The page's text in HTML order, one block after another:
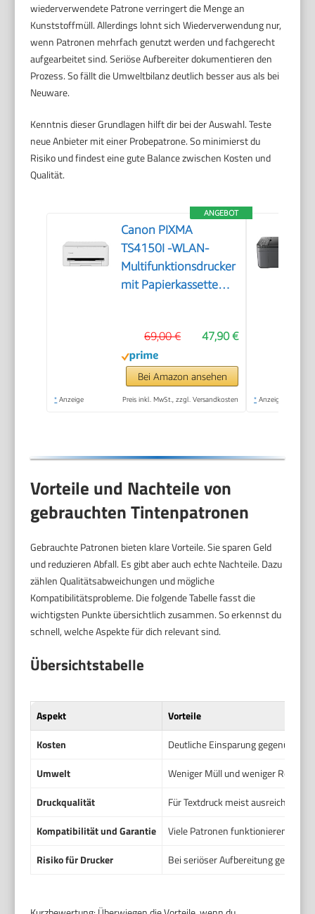
wiederverwendete Patrone verringert die Menge an
Kunststoffmüll. Allerdings lohnt sich Wiederverwendung nur,
wenn Patronen mehrfach genutzt werden und fachgerecht
aufgearbeitet sind. Seriöse Aufbereiter dokumentieren den
Prozess. So fällt die Umweltbilanz deutlich besser aus als bei
Neuware.
Kenntnis dieser Grundlagen hilft dir bei der Auswahl. Teste
neue Anbieter mit einer Probepatrone. So minimierst du
Risiko und findest eine gute Balance zwischen Kosten und
Qualität.
ANGEBOT
Canon PIXMA
TS4150I -WLAN-
Multifunktionsdrucker
mit Papierkassette
Kabelloses Drucken
vom Smartphone
leicht gemacht PIXMA
Print Plan kompatibel
47,90 €
69,00 €
Bei Amazon ansehen
* Anzeige Preis inkl. MwSt., zzgl. Versandkosten * Anzeige
Vorteile und Nachteile von
gebrauchten Tintenpatronen
Gebrauchte Patronen bieten klare Vorteile. Sie sparen Geld
und reduzieren Abfall. Es gibt aber auch echte Nachteile. Dazu
zählen Qualitätsabweichungen und mögliche
Kompatibilitätsprobleme. Die folgende Tabelle fasst die
wichtigsten Punkte übersichtlich zusammen. So erkennst du
schnell, welche Aspekte für dich relevant sind.
Übersichtstabelle
Aspekt
Vorteile
Kosten
Deutliche Einsparung gegenüber
Umwelt
Weniger Müll und weniger
Druckqualität
Für Textdruck meist ausreichend.
Kompatibilität und Garantie
Viele Patronen funktionieren
Risiko für Drucker
Bei seriöser Aufbereitung geringes